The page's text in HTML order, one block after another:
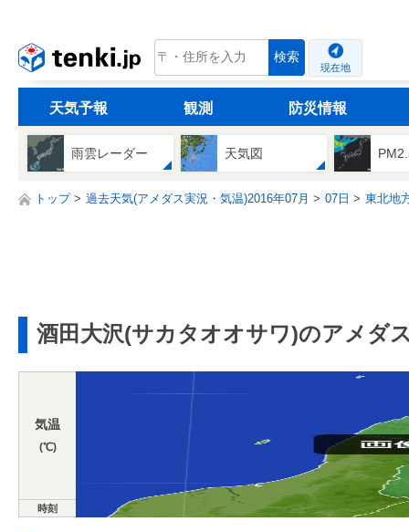
tenki.jp 検索
現在地
天気予報 観測 防災情報
雨雲レーダー 天気図
トップ 過去天気(アメダス実況・気温)2016年07月 07日 東北地
酒田大沢(サカタオオサワ)のアメダ
気温
(℃)
時刻